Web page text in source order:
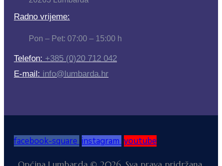
Radno vrijeme:
Pon – Pet: 07:00 – 15:00 h
Telefon: +385 (0)20 712 042
E-mail: info@lumbarda.hr
facebook-square instagram youtube